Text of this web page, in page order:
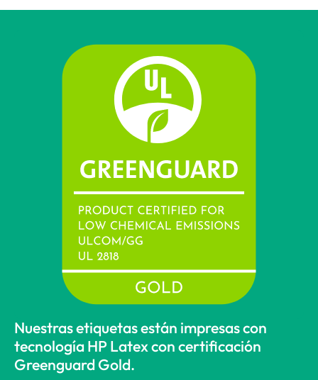
Nuestras etiquetas están impresas con
tecnología HP Latex con certificación
Greenguard Gold.